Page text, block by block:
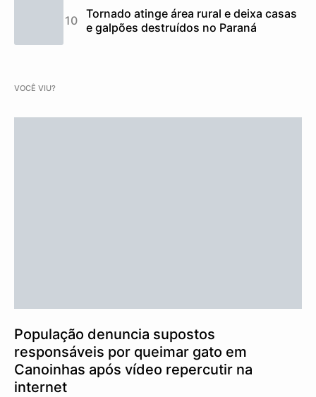
Tornado atinge área rural e deixa casas
e galpões destruídos no Paraná
VOCÊ VIU?
População denuncia supostos
responsáveis por queimar gato em
Canoinhas após vídeo repercutir na
internet